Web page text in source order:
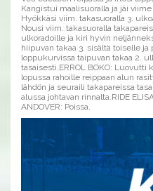
Kangistui maalisuoralla ja jäi
Hyökkäsi viim. takasuoralla 3.
Nousi viim. takasuoralla
ulkoradoille ja kiri hyvin
hiipuvan takaa 3. sisältä toiselle
loppukurvissa taipuvan takaa 2.
tasaisesti.ERROL BOKO: Luovutti
lopussa rahoille reippaan alun
lähdön ja seuraili takapareissa
alussa johtavan rinnalta.RIDE
ANDOVER: Poissa.